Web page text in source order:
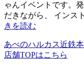
ゃんイベントです。
だきながら、 インス
きを読む
あべのハルカス近鉄
店舗TOPはこちら